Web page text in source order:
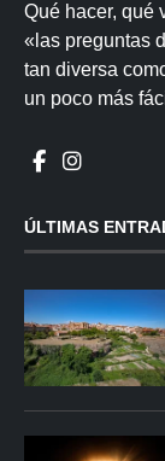
Qué hacer, qué
«las preguntas
tan diversa
un poco más
ÚLTIMAS